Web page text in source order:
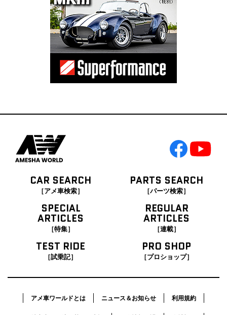
CAR SEARCH
［アメ車検索］
PARTS SEARCH
［パーツ検索］
SPECIAL
ARTICLES
［特集］
REGULAR
ARTICLES
［連載］
TEST RIDE
［試乗記］
PRO SHOP
［プロショップ］
アメ車ワールドとは ニュース＆お知らせ 利用規約